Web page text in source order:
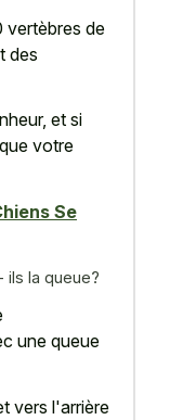
vertèbres de
des
et si
votre
Se
ils la queue?
une queue
vers l'arrière